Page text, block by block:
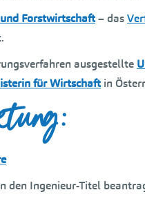
Forstwirtschaft– das
ausgestellte
für Wirtschaftin
den Ingenieur-Titel